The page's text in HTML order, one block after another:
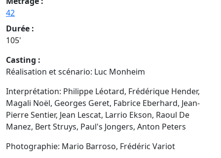
42
Durée :
105'
Casting :
Réalisation et scénario: Luc Monheim
Interprétation: Philippe Léotard, Frédérique Hender,
Magali Noël, Georges Geret, Fabrice Eberhard, Jean-
Pierre Sentier, Jean Lescat, Larrio Ekson, Raoul De
Manez, Bert Struys, Paul's Jongers, Anton Peters
Photographie: Mario Barroso, Frédéric Variot